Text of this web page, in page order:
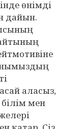
өнімді
дайын.
аласыз,
мен